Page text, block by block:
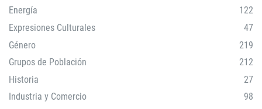
Energía
122
Expresiones Culturales
47
Género
219
Grupos de Población
212
Historia
27
Industria y Comercio
98